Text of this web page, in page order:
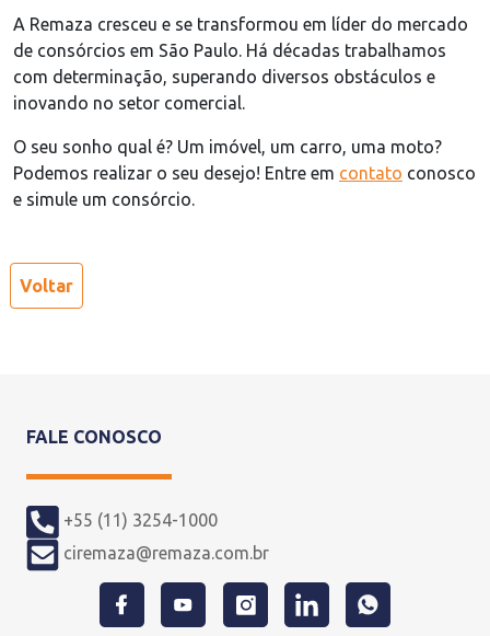
A Remaza cresceu e se transformou em líder do mercado
de consórcios em São Paulo. Há décadas trabalhamos
com determinação, superando diversos obstáculos e
inovando no setor comercial.
O seu sonho qual é? Um imóvel, um carro, uma moto?
Podemos realizar o seu desejo! Entre em contato conosco
e simule um consórcio.
Voltar
FALE CONOSCO
+55 (11) 3254-1000
ciremaza@remaza.com.br